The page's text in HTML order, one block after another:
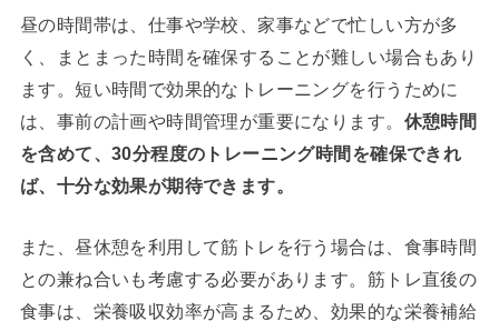
昼の時間帯は、仕事や学校、家事などで忙しい方が多
く、まとまった時間を確保することが難しい場合もあり
ます。短い時間で効果的なトレーニングを行うために
は、事前の計画や時間管理が重要になります。 休憩時間
を含めて、30分程度のトレーニング時間を確保できれ
ば、十分な効果が期待できます。
また、昼休憩を利用して筋トレを行う場合は、食事時間
との兼ね合いも考慮する必要があります。筋トレ直後の
食事は、栄養吸収効率が高まるため、効果的な栄養補給